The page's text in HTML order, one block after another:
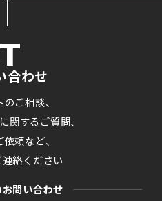
合わせ
ご相談、
関するご質問、
頼など、
絡ください
問い合わせ